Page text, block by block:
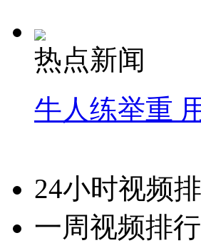
热点新闻
牛人练举重
24小时视频
一周视频排行